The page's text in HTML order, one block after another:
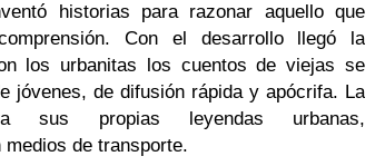
historias para razonar aquello que
Con el desarrollo llegó la
los urbanitas los cuentos de viejas se
jóvenes, de difusión rápida y apócrifa. La
sus propias leyendas urbanas,
de transporte.